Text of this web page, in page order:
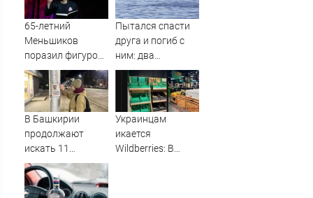
заклинаниями
65-летний
Меньшиков
поразил фигурой
поклонников на
отдыхе в Греции
Пытался спасти
друга и погиб с
ним: два
подростка
утонули в реке
08/08/2026 –
Новости
В Башкирии
продолжают
искать 11
пропавших без
вести
Украинцам
икается
Wildberries: В